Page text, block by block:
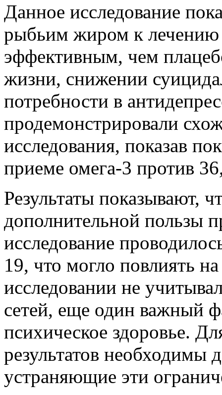
Данное исследование
рыбьим жиром к лечению
эффективным, чем
жизни, снижении
потребности в
продемонстрировали
исследования, показав
приеме омега-3 против
Результаты показывают,
дополнительной пользы
исследование
19, что могло повлиять
исследовании не
сетей, еще один важный
психическое здоровье.
результатов необходимы
устраняющие эти